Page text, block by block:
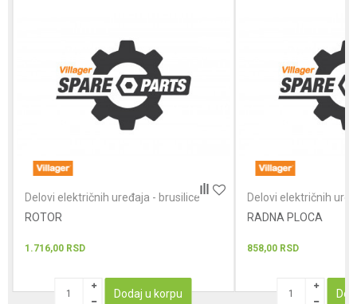
Delovi električnih uređaja - brusilice
ROTOR
1.716,00 RSD
Dodaj u korpu
Delovi električnih
RADNA PLOCA
858,00 RSD